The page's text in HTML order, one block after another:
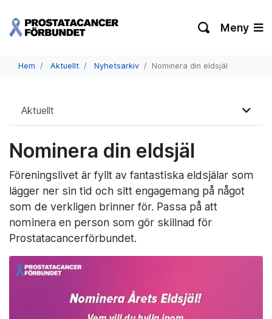
Meny
Hem Aktuellt Nyhetsarkiv Nominera din eldsjäl
Aktuellt
Nominera din eldsjäl
Föreningslivet är fyllt av fantastiska eldsjälar som
lägger ner sin tid och sitt engagemang på något
som de verkligen brinner för. Passa på att
nominera en person som gör skillnad för
Prostatacancerförbundet.